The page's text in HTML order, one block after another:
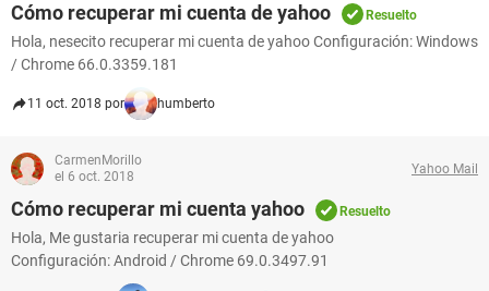
Cómo recuperar mi cuenta de yahoo Resuelto
Hola, nesecito recuperar mi cuenta de yahoo Configuración: Windows
/ Chrome 66.0.3359.181
11 oct. 2018 por humberto
CarmenMorillo
el 6 oct. 2018
Yahoo Mail
Cómo recuperar mi cuenta yahoo Resuelto
Hola, Me gustaria recuperar mi cuenta de yahoo
Configuración: Android / Chrome 69.0.3497.91